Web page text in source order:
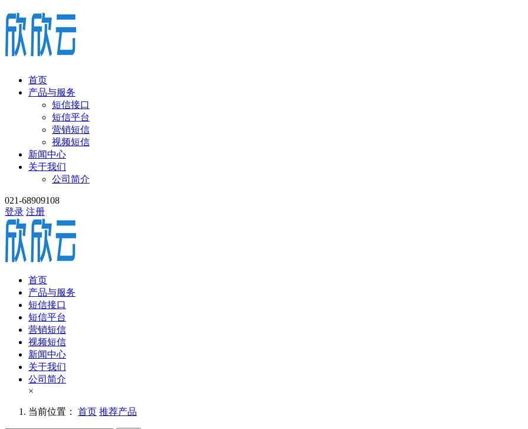
首页
产品与服务
短信接口
短信平台
营销短信
视频短信
新闻中心
关于我们
公司简介
021-68909108
登录 注册
首页
产品与服务
短信接口
短信平台
营销短信
视频短信
新闻中心
关于我们
公司简介
×
当前位置： 首页 推荐产品